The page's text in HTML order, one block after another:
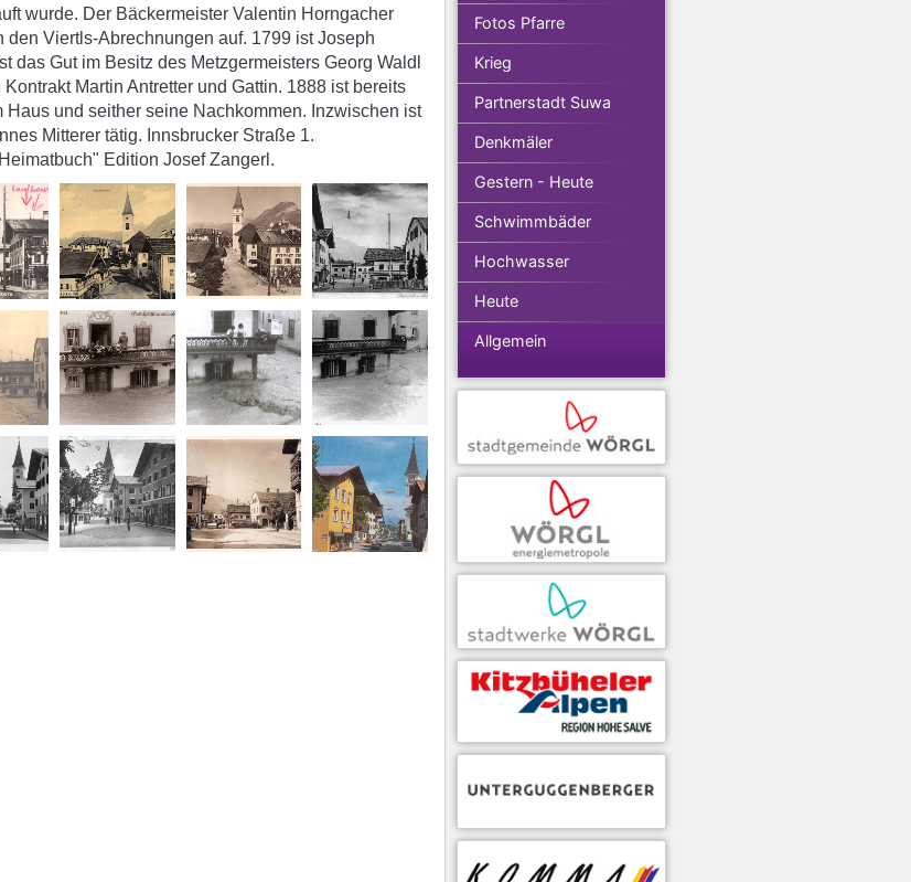
wurde. Der Bäckermeister Valentin Horngacher
Viertls-Abrechnungen auf. 1799 ist Joseph
das Gut im Besitz des Metzgermeisters Georg Waldl
Martin Antretter und Gattin. 1888 ist bereits
Haus und seither seine Nachkommen. Inzwischen ist
Mitterer tätig. Innsbrucker Straße 1.
Edition Josef Zangerl.
Fotos Pfarre
Krieg
Partnerstadt Suwa
Denkmäler
Gestern - Heute
Schwimmbäder
Hochwasser
Heute
Allgemein